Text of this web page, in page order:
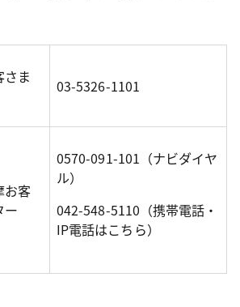
ま
03-5326-1101
お客
ー
0570-091-101（ナビダイヤ
ル）
042-548-5110（携帯電話・
IP電話はこちら）